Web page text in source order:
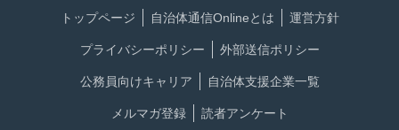
トップページ 自治体通信Onlineとは 運営方針
プライバシーポリシー 外部送信ポリシー
公務員向けキャリア 自治体支援企業一覧
メルマガ登録 読者アンケート